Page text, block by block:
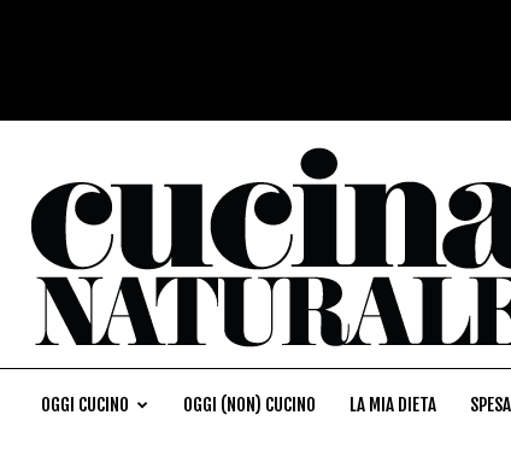
OGGI CUCINO OGGI (NON) CUCINO LA MIA DIETA SPESA